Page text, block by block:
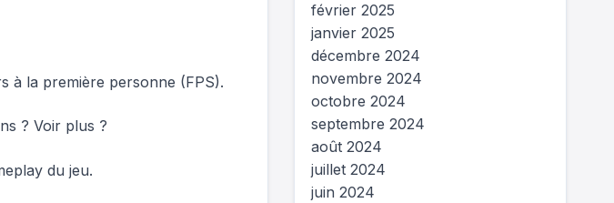
à la première personne (FPS).
? Voir plus ?
du jeu.
février 2025
janvier 2025
décembre 2024
novembre 2024
octobre 2024
septembre 2024
août 2024
juillet 2024
juin 2024